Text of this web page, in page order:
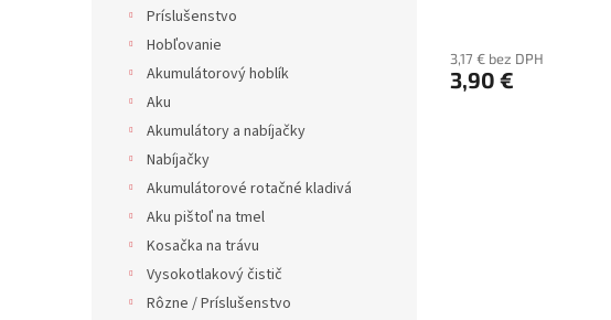
Príslušenstvo
Hobľovanie
Akumulátorový hoblík
Aku
Akumulátory a nabíjačky
Nabíjačky
Akumulátorové rotačné kladivá
Aku pištoľ na tmel
Kosačka na trávu
Vysokotlakový čistič
Rôzne / Príslušenstvo
3,17 € bez DPH
3,90 €